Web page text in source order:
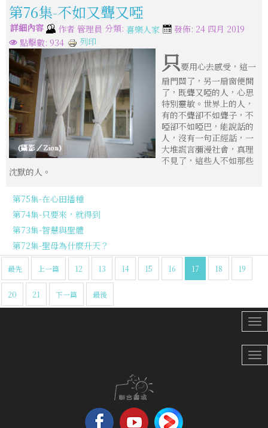
第76集-不如又聾又啞
詳細內容 作者 管理員 分類: 喜樂人家
發佈: 24 四月 2019
點擊數: 934
列印
只要用心去感受，這一
扇門關了，另一扇窗便開
了，既聾又啞的人，心思
特別靈敏。世界上的人，
有的不聾卻不如聾子，不
啞卻不如啞巴，能說話的
人，沒有一句正經話，一
大堆謊言瀰漫社會，真理
不見了，這些人不如那些
沈默的人。
第75集-在心田播種
第74集-只要來，就得到
第73集-智慧與聖體
第72集-聖母為什麼升天？
最先 上一篇 12 13 14 15 16 17 18 19
20 21 下一篇 最後